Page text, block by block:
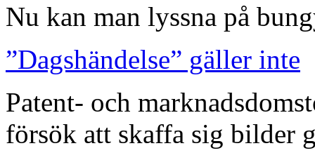
Nu kan man lyssna på
”Dagshändelse” gäller inte
Patent- och
försök att skaffa sig bilder